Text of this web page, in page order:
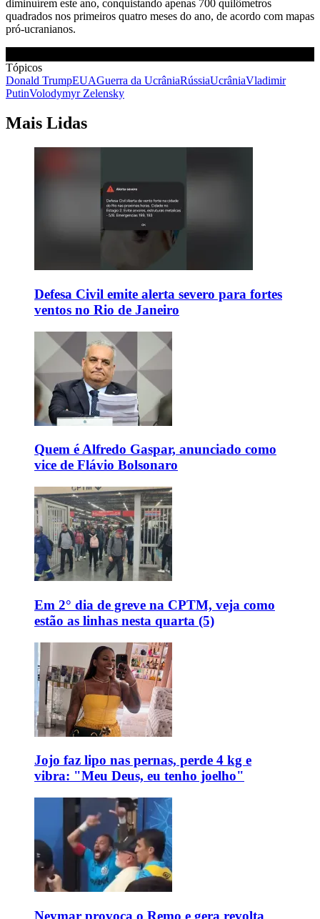
diminuírem este ano, conquistando apenas 700 quilômetros
quadrados nos primeiros quatro meses do ano, de acordo com mapas
pró-ucranianos.
Tópicos
Donald TrumpEUAGuerra da UcrâniaRússiaUcrâniaVladimir
PutinVolodymyr Zelensky
Mais Lidas
Defesa Civil emite alerta severo para fortes
ventos no Rio de Janeiro
Quem é Alfredo Gaspar, anunciado como
vice de Flávio Bolsonaro
Em 2° dia de greve na CPTM, veja como
estão as linhas nesta quarta (5)
Jojo faz lipo nas pernas, perde 4 kg e
vibra: "Meu Deus, eu tenho joelho"
Neymar provoca o Remo e gera revolta